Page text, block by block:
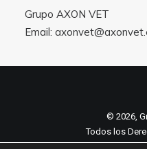
Grupo AXON VET
Email:
© 2026,
Todos los